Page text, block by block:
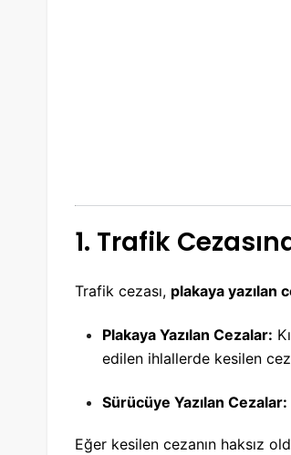
1. Trafik
Trafik cezası, plakaya yazılan
Plakaya Yazılan Cezalar:
edilen ihlallerde kesilen
Sürücüye Yazılan Cezalar:
Eğer kesilen cezanın haksız